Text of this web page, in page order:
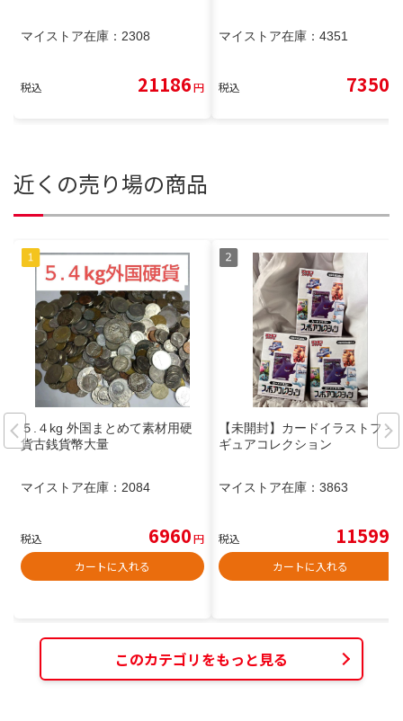
マイストア在庫： 2308
税込 21186円
マイストア在庫： 4351
税込 7350
近くの売り場の商品
５.４kg 外国まとめて素材用硬
貨古銭貨幣大量
マイストア在庫： 2084
税込 6960円
カートに入れる
【未開封】カードイラストフィ
ギュアコレクション
マイストア在庫： 3863
税込 11599
カートに入れる
このカテゴリをもっと見る